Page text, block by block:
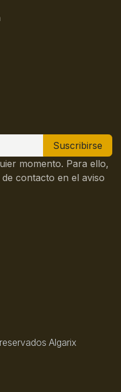
Suscribirse
momento. Para ello,
contacto en el aviso
Algarix